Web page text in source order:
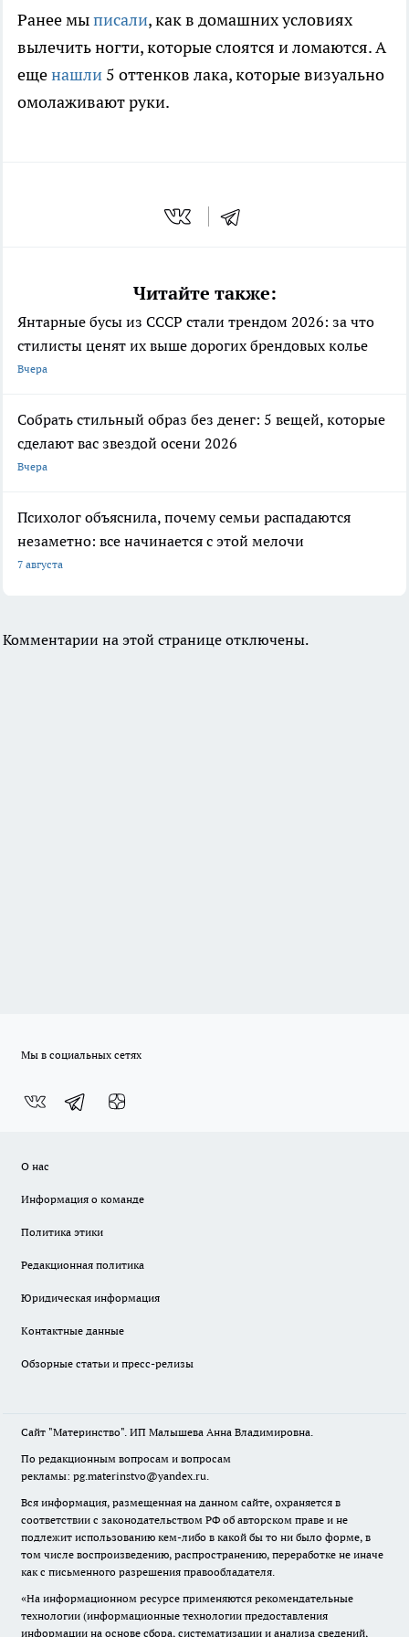
Ранее мыписали, как в домашних условиях
вылечить ногти, которые слоятся и ломаются. А
ещенашли 5 оттенков лака, которые визуально
омолаживают руки.
Читайте также:
Янтарные бусы из СССР стали трендом 2026: за что
стилисты ценят их выше дорогих брендовых колье
Вчера
Собрать стильный образ без денег: 5 вещей, которые
сделают вас звездой осени 2026
Вчера
Психолог объяснила, почему семьи распадаются
незаметно: все начинается с этой мелочи
7 августа
Комментарии на этой странице отключены.
Мы в социальных сетях
О нас
Информация о команде
Политика этики
Редакционная политика
Юридическая информация
Контактные данные
Обзорные статьи и пресс-релизы
Сайт "Материнство". ИП Малышева Анна Владимировна.
По редакционным вопросам и вопросам
рекламы: pg.materinstvo@yandex.ru.
Вся информация, размещенная на данном сайте, охраняется в
соответствии с законодательством РФ об авторском праве и не
подлежит использованию кем-либо в какой бы то ни было форме, в
том числе воспроизведению, распространению, переработке не иначе
как с письменного разрешения правообладателя.
«На информационном ресурсе применяются рекомендательные
технологии (информационные технологии предоставления
информации на основе сбора, систематизации и анализа сведений,